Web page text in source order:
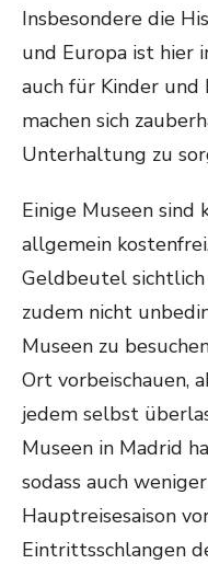
Insbesondere die
und Europa ist hier
auch für Kinder und
machen sich
Unterhaltung zu
Einige Museen
allgemein
Geldbeutel sichtlich
zudem nicht
Museen zu
Ort vorbeischauen,
jedem selbst
Museen in Madrid
sodass auch
Hauptreisesaison
Eintrittsschlangen